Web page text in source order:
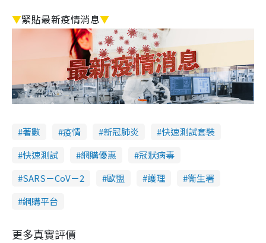
▼緊貼最新疫情消息▼
著數 疫情 新冠肺炎
快速測試套裝
快速測試
網購優惠
冠狀病毒
SARS－CoV－2
歐盟 護理
衞生署
網購平台
更多真實評價